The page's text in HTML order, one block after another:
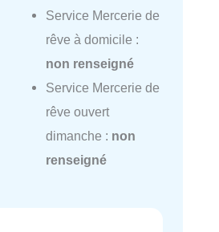
Service Mercerie de
rêve à domicile :
non renseigné
Service Mercerie de
rêve ouvert
dimanche : non
renseigné